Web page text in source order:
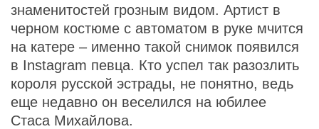
знаменитостей грозным видом. Артист в
черном костюме с автоматом в руке мчится
на катере – именно такой снимок появился
в Instagram певца. Кто успел так разозлить
короля русской эстрады, не понятно, ведь
еще недавно он веселился на юбилее
Стаса Михайлова.